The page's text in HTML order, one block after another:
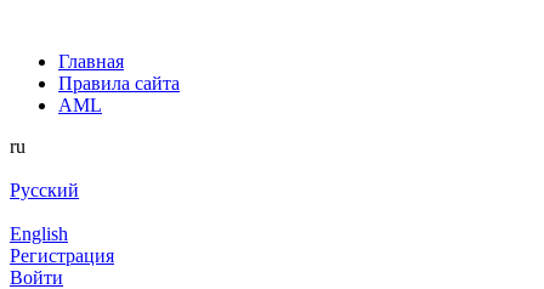
Главная
Правила сайта
AML
ru
Русский
English
Регистрация
Войти